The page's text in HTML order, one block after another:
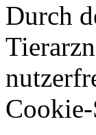
Durch